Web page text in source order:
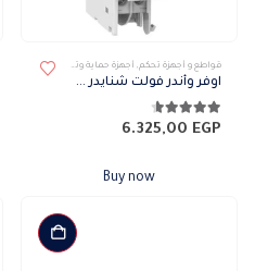
قواطع و أجهزة تحكم, أجهزة حماية وتحكم
اوفر وأندر فولت شنايدر 230 فولت
4.56من 5
6.325,00 EGP
Buy now